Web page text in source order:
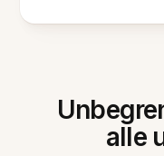
alle